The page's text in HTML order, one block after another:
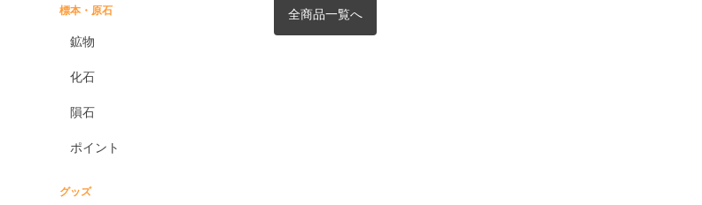
標本・原石
鉱物
化石
隕石
ポイント
グッズ
全商品一覧へ